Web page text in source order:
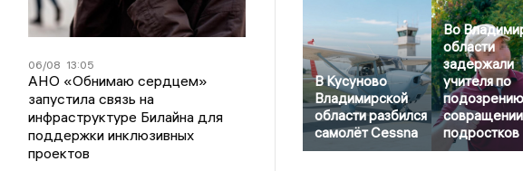
06/08 13:05
АНО «Обнимаю сердцем»
запустила связь на
инфраструктуре Билайна для
поддержки инклюзивных
проектов
В Кусуново
Владимирской
области разбился
самолёт Cessna
Во
области
задержали
учителя по
совращении
подростков